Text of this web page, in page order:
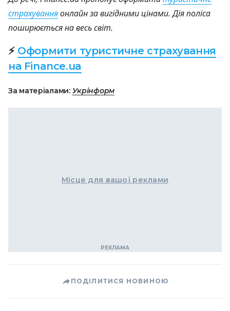
страхуванняонлайн за вигідними цінами. Дія поліса
поширюється на весь світ.
⚡ Оформити туристичне страхування
на Finance.ua
За матеріалами: Укрінформ
Місце для вашої реклами
ПОДІЛИТИСЯ НОВИНОЮ